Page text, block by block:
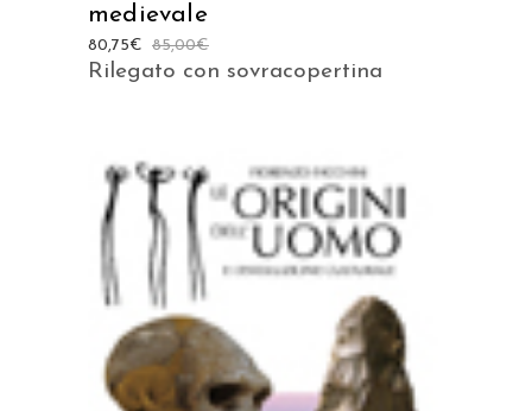
medievale
85,00€
80,75€
Rilegato con sovracopertina
AGGIUNGI AL CARRELLO